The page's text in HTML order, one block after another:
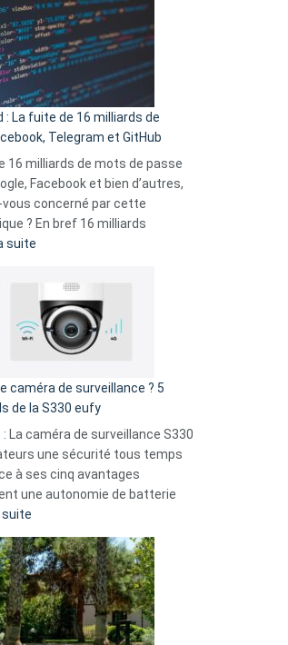
secondes
:
Le
Wrapped
Party
pour
comparer
vos
goûts
musicaux
avec
9
amis
La fuite de 16 milliards de
Telegram et GitHub
16 milliards de mots de passe
Facebook et bien d’autres,
concerné par cette
? En bref 16 milliards
suite
record
La
fuite
16
milliards
données
menace
Facebook,
Telegram
GitHub
caméra de surveillance ? 5
de la S330 eufy
La caméra de surveillance S330
une sécurité tous temps
à ses cinq avantages
une autonomie de batterie
suite
choisir
une
caméra
de
surveillance